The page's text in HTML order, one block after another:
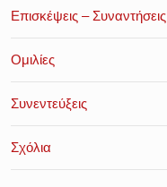
Επισκέψεις – Συναντήσεις
Ομιλίες
Συνεντεύξεις
Σχόλια